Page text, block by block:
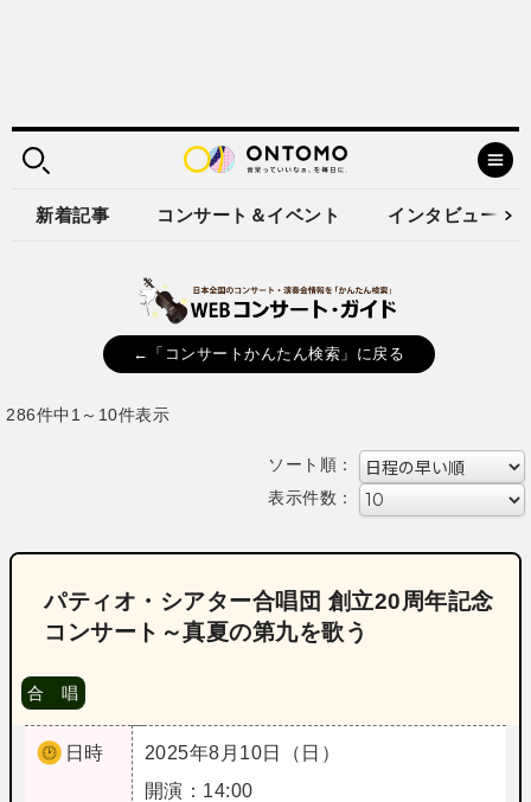
新着記事 コンサート＆イベント インタビュー
←「コンサートかんたん検索」に戻る
286件中1～10件表示
ソート順：
表示件数：
パティオ・シアター合唱団 創立20周年記念
コンサート～真夏の第九を歌う
合 唱
日時
2025年8月10日（日）
開演：14:00